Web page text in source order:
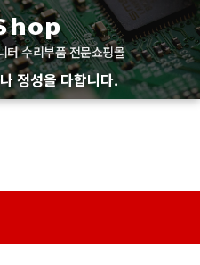
수리부품 전문쇼핑몰
정성을 다합니다.